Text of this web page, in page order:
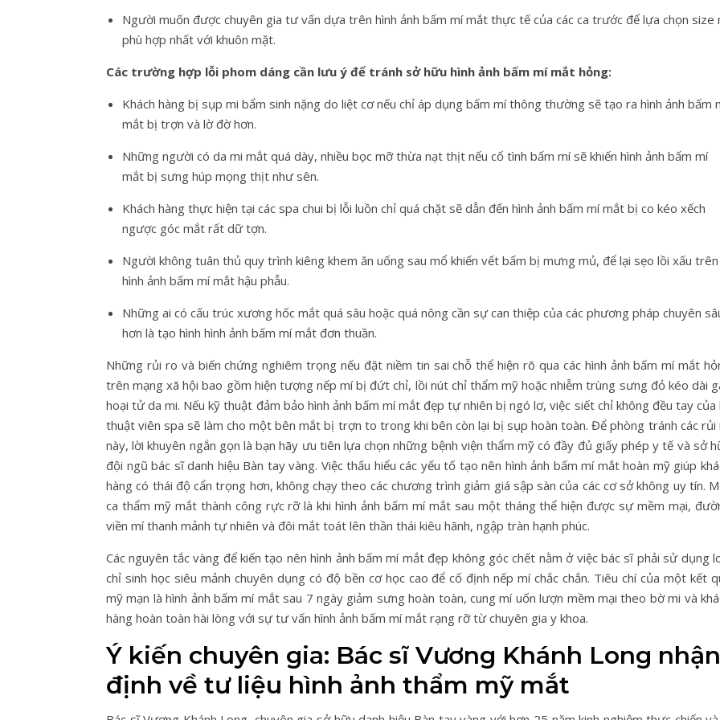
Người muốn được chuyên gia tư vấn dựa trên hình ảnh bấm mí mắt thực tế của các ca trước để lựa chọn size
phù hợp nhất với khuôn mặt.
Các trường hợp lỗi phom dáng cần lưu ý để tránh sở hữu hình ảnh bấm mí mắt hỏng:
Khách hàng bị sụp mi bẩm sinh nặng do liệt cơ nếu chỉ áp dụng bấm mí thông thường sẽ tạo ra hình ảnh bấm
mắt bị trợn và lờ đờ hơn.
Những người có da mi mắt quá dày, nhiều bọc mỡ thừa nạt thịt nếu cố tình bấm mí sẽ khiến hình ảnh bấm mí
mắt bị sưng húp mọng thịt như sên.
Khách hàng thực hiện tại các spa chui bị lỗi luồn chỉ quá chặt sẽ dẫn đến hình ảnh bấm mí mắt bị co kéo xếch
ngược góc mắt rất dữ tợn.
Người không tuân thủ quy trình kiêng khem ăn uống sau mổ khiến vết bấm bị mưng mủ, để lại sẹo lồi xấu trên
hình ảnh bấm mí mắt hậu phẫu.
Những ai có cấu trúc xương hốc mắt quá sâu hoặc quá nông cần sự can thiệp của các phương pháp chuyên
hơn là tạo hình hình ảnh bấm mí mắt đơn thuần.
Những rủi ro và biến chứng nghiêm trọng nếu đặt niềm tin sai chỗ thể hiện rõ qua các hình ảnh bấm mí mắt
trên mạng xã hội bao gồm hiện tượng nếp mí bị đứt chỉ, lồi nút chỉ thẩm mỹ hoặc nhiễm trùng sưng đỏ kéo dài
hoại tử da mi. Nếu kỹ thuật đảm bảo hình ảnh bấm mí mắt đẹp tự nhiên bị ngó lơ, việc siết chỉ không đều tay của
thuật viên spa sẽ làm cho một bên mắt bị trợn to trong khi bên còn lại bị sụp hoàn toàn. Để phòng tránh các rủi
này, lời khuyên ngắn gọn là bạn hãy ưu tiên lựa chọn những bệnh viện thẩm mỹ có đầy đủ giấy phép y tế và sở
đội ngũ bác sĩ danh hiệu Bàn tay vàng. Việc thấu hiểu các yếu tố tạo nên hình ảnh bấm mí mắt hoàn mỹ giúp
hàng có thái độ cẩn trọng hơn, không chạy theo các chương trình giảm giá sập sàn của các cơ sở không uy tín.
ca thẩm mỹ mắt thành công rực rỡ là khi hình ảnh bấm mí mắt sau một tháng thể hiện được sự mềm mại,
viền mí thanh mảnh tự nhiên và đôi mắt toát lên thần thái kiêu hãnh, ngập tràn hạnh phúc.
Các nguyên tắc vàng để kiến tạo nên hình ảnh bấm mí mắt đẹp không góc chết nằm ở việc bác sĩ phải sử dụng
chỉ sinh học siêu mảnh chuyên dụng có độ bền cơ học cao để cố định nếp mí chắc chắn. Tiêu chí của một kết
mỹ mạn là hình ảnh bấm mí mắt sau 7 ngày giảm sưng hoàn toàn, cung mí uốn lượn mềm mại theo bờ mi và
hàng hoàn toàn hài lòng với sự tư vấn hình ảnh bấm mí mắt rạng rỡ từ chuyên gia y khoa.
Ý kiến chuyên gia: Bác sĩ Vương Khánh Long nhận
định về tư liệu hình ảnh thẩm mỹ mắt